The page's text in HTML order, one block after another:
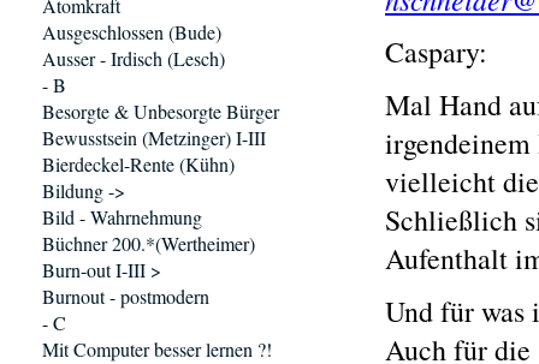
Caspary:
Mal Hand
vielleicht
Schließlich
Aufenthalt
Und für was
Auch für die
Atomkraft
Ausgeschlossen (Bude)
Ausser - Irdisch (Lesch)
- B
Besorgte & Unbesorgte Bürger
Bewusstsein (Metzinger) I-III
Bierdeckel-Rente (Kühn)
Bildung ->
Bild - Wahrnehmung
Büchner 200.*(Wertheimer)
Burn-out I-III >
Burnout - postmodern
- C
Mit Computer besser lernen ?!